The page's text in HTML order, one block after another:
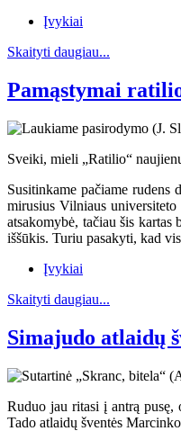
Įvykiai
Skaityti daugiau...
Pamąstymai
Sveiki, mieli „Ratilio“
Susitinkame pačiame
mirusius Vilniaus
atsakomybė, tačiau šis
iššūkis. Turiu pasakyti, kad
Įvykiai
Skaityti daugiau...
Simajudo atlaidų
Ruduo jau ritasi į antrą pusę,
Tado atlaidų šventės